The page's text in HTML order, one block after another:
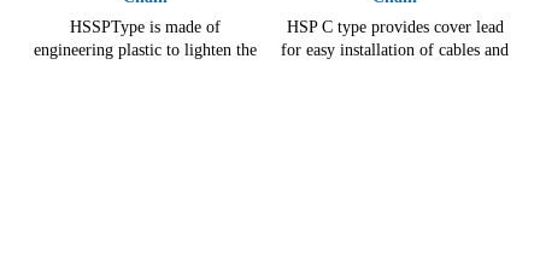
HSSPType is made of
engineering plastic to lighten the
HSP C type provides cover lead
for easy installation of cables and